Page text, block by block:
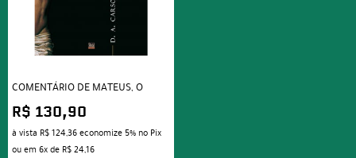
COMENTÁRIO DE MATEUS, O
R$ 130,90
à vista R$ 124,36economize 5% no Pix
ou em 6xde R$ 24,16